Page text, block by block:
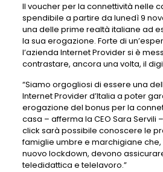
Il voucher per la connettività nelle
spendibile a partire da lunedì 9
una delle prime realtà italiane ad
la sua erogazione. Forte di
l’azienda Internet Provider si è
contrastare, ancora una volta, il
“Siamo orgogliosi di essere una
Internet Provider d’Italia a poter
erogazione del bonus per la
casa – afferma la CEO Sara Servili
click sarà possibile conoscere le
famiglie umbre e marchigiane
nuovo lockdown, devono
teledidattica e telelavoro.”